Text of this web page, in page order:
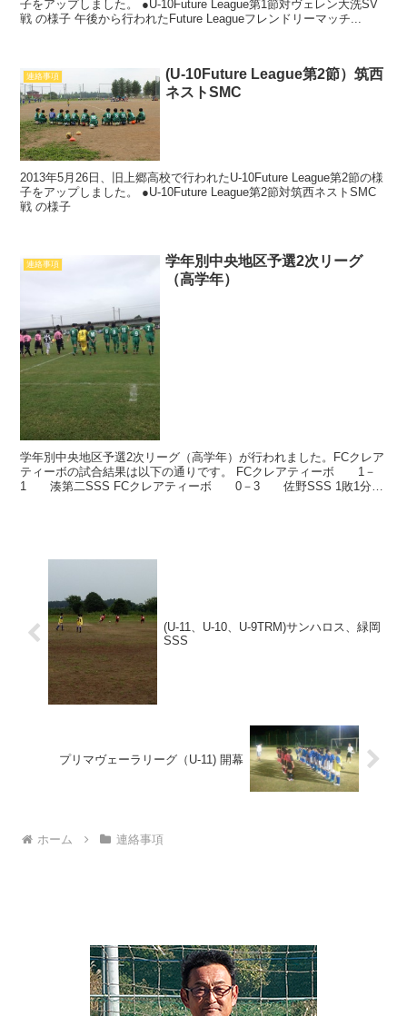
子をアップしました。 ●U-10Future League第1節対ヴェレン大洗SV
戦 の様子 午後から行われたFuture Leagueフレンドリーマッチ...
連絡事項
(U-10Future League第2節）筑西
ネストSMC
2013年5月26日、旧上郷高校で行われたU-10Future League第2節の様
子をアップしました。 ●U-10Future League第2節対筑西ネストSMC
戦 の様子
連絡事項
学年別中央地区予選2次リーグ
（高学年）
学年別中央地区予選2次リーグ（高学年）が行われました。FCクレア
ティーボの試合結果は以下の通りです。 FCクレアティーボ 1－
1 湊第二SSS FCクレアティーボ 0－3 佐野SSS 1敗1分け
(U-11、U-10、U-9TRM)サンハロス、緑岡
SSS
プリマヴェーラリーグ（U-11) 開幕
ホーム 連絡事項